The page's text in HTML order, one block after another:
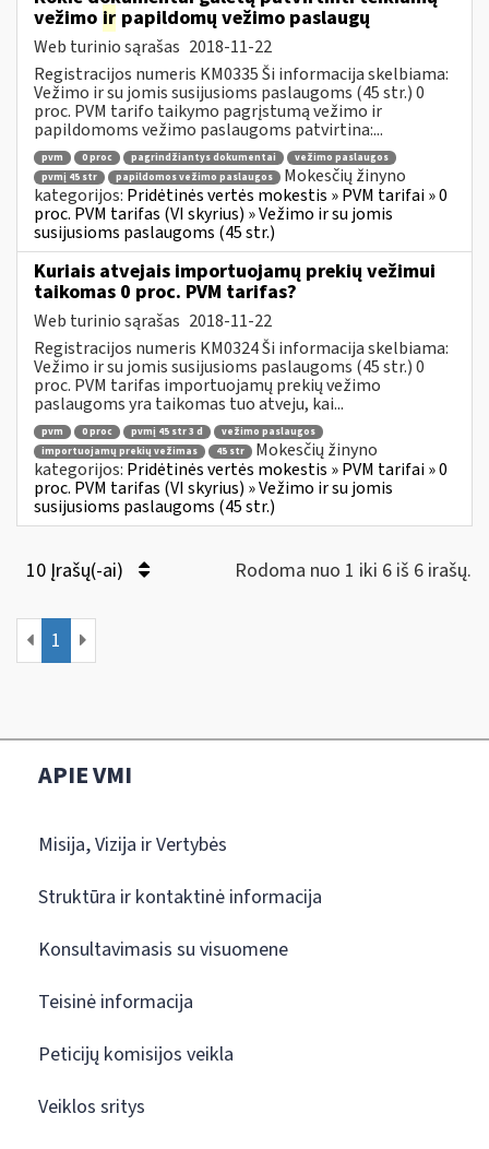
vežimo ir papildomų vežimo paslaugų
Web turinio sąrašas 2018-11-22
Registracijos numeris KM0335 Ši informacija skelbiama:
Vežimo ir su jomis susijusioms paslaugoms (45 str.) 0
proc. PVM tarifo taikymo pagrįstumą vežimo ir
papildomoms vežimo paslaugoms patvirtina:...
pvm 0 proc pagrindžiantys dokumentai
vežimo paslaugos
pvmį 45 str
papildomos vežimo paslaugos
Mokesčių žinyno
kategorijos: Pridėtinės vertės mokestis » PVM tarifai » 0
proc. PVM tarifas (VI skyrius) » Vežimo ir su jomis
susijusioms paslaugoms (45 str.)
Kuriais atvejais importuojamų prekių vežimui
taikomas 0 proc. PVM tarifas?
Web turinio sąrašas 2018-11-22
Registracijos numeris KM0324 Ši informacija skelbiama:
Vežimo ir su jomis susijusioms paslaugoms (45 str.) 0
proc. PVM tarifas importuojamų prekių vežimo
paslaugoms yra taikomas tuo atveju, kai...
pvm 0 proc pvmį 45 str 3 d
vežimo paslaugos
importuojamų prekių vežimas
45 str
Mokesčių žinyno
kategorijos: Pridėtinės vertės mokestis » PVM tarifai » 0
proc. PVM tarifas (VI skyrius) » Vežimo ir su jomis
susijusioms paslaugoms (45 str.)
10 Įrašų(-ai) Rodoma nuo 1 iki 6 iš 6 irašų.
1
APIE VMI
Misija, Vizija ir Vertybės
Struktūra ir kontaktinė informacija
Konsultavimasis su visuomene
Teisinė informacija
Peticijų komisijos veikla
Veiklos sritys